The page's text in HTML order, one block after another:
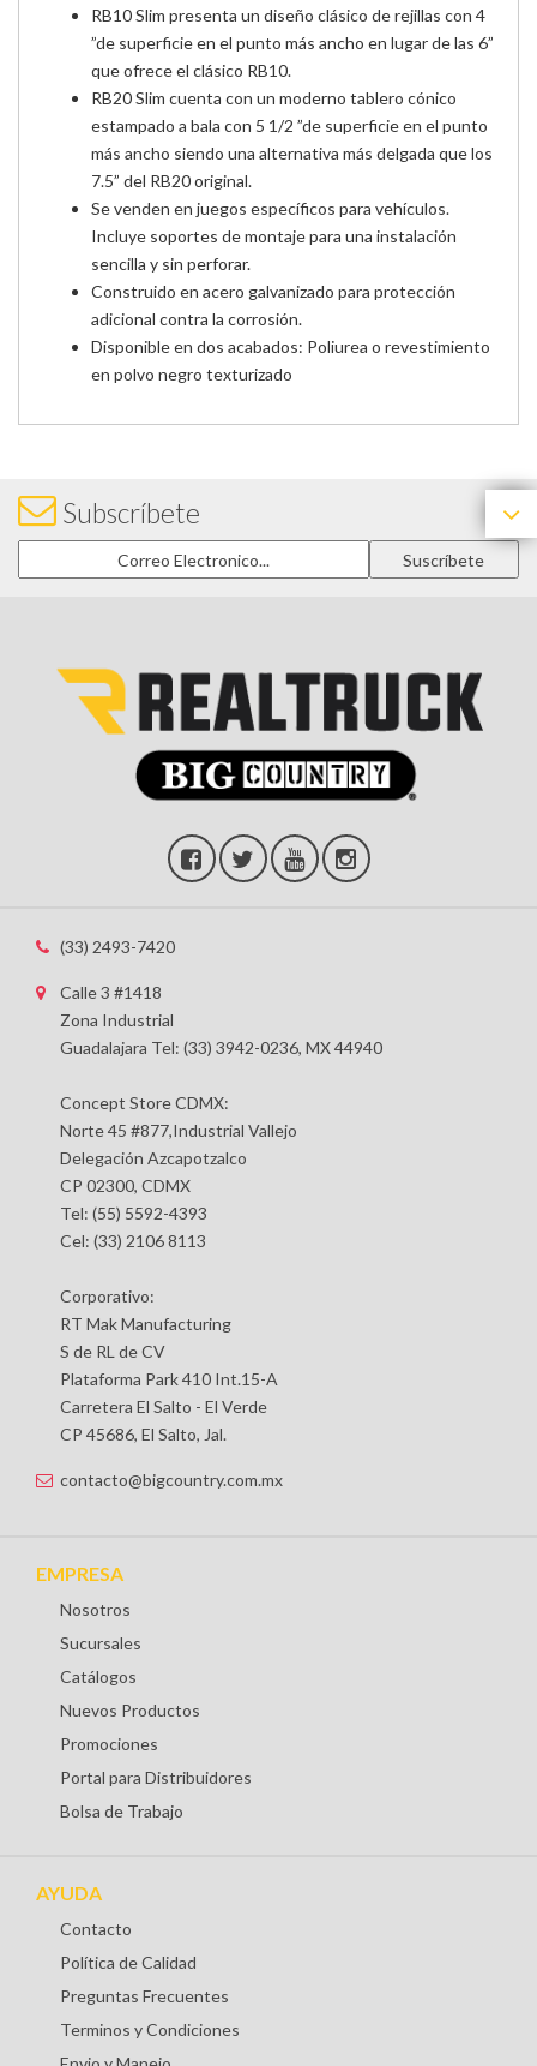
RB10 Slim presenta un diseño clásico de rejillas con 4
”de superficie en el punto más ancho en lugar de las 6”
que ofrece el clásico RB10.
RB20 Slim cuenta con un moderno tablero cónico
estampado a bala con 5 1/2 ”de superficie en el punto
más ancho siendo una alternativa más delgada que los
7.5” del RB20 original.
Se venden en juegos específicos para vehículos.
Incluye soportes de montaje para una instalación
sencilla y sin perforar.
Construido en acero galvanizado para protección
adicional contra la corrosión.
Disponible en dos acabados: Poliurea o revestimiento
en polvo negro texturizado
Subscríbete
(33) 2493-7420
Calle 3 #1418
Zona Industrial
Guadalajara Tel: (33) 3942-0236, MX 44940
Concept Store CDMX:
Norte 45 #877,Industrial Vallejo
Delegación Azcapotzalco
CP 02300, CDMX
Tel: (55) 5592-4393
Cel: (33) 2106 8113
Corporativo:
RT Mak Manufacturing
S de RL de CV
Plataforma Park 410 Int.15-A
Carretera El Salto - El Verde
CP 45686, El Salto, Jal.
contacto@bigcountry.com.mx
EMPRESA
Nosotros
Sucursales
Catálogos
Nuevos Productos
Promociones
Portal para Distribuidores
Bolsa de Trabajo
AYUDA
Contacto
Política de Calidad
Preguntas Frecuentes
Terminos y Condiciones